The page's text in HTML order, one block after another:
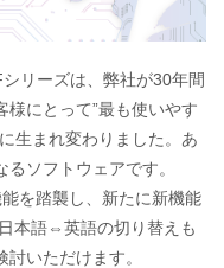
リーズは、弊社が30年間
にとって”最も使いやす
生まれ変わりました。あ
ソフトウェアです。
を踏襲し、新たに新機能
本語⇔英語の切り替えも
いただけます。